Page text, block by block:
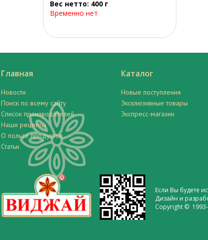
Вес нетто: 400 г
Временно нет
Главная
Новости
Поиск по всему сайту
Список производителей
Наши рецепты
О пользе продуктов
Статьи
Каталог
Новые поступления
Эксклюзивные товары
Экспресс-магазин
Если Вы будете
Дизайн и
Copyright ©